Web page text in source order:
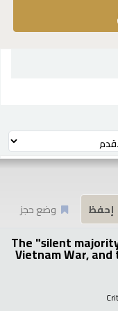
وضع حجز
The "silent
Vietnam War,